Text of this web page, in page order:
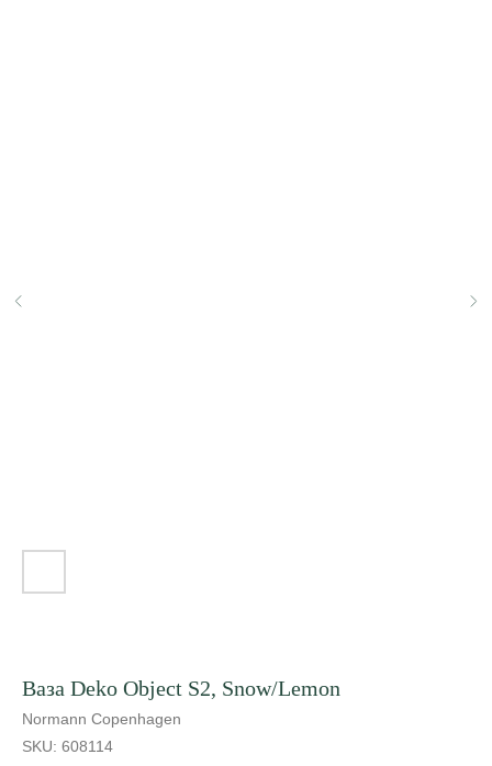
Ваза Deko Object S2, Snow/Lemon
Normann Copenhagen
SKU: 608114